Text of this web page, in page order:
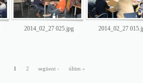
2014_02_27 025.jpg 2014_02_27
1 2 següent › últim »